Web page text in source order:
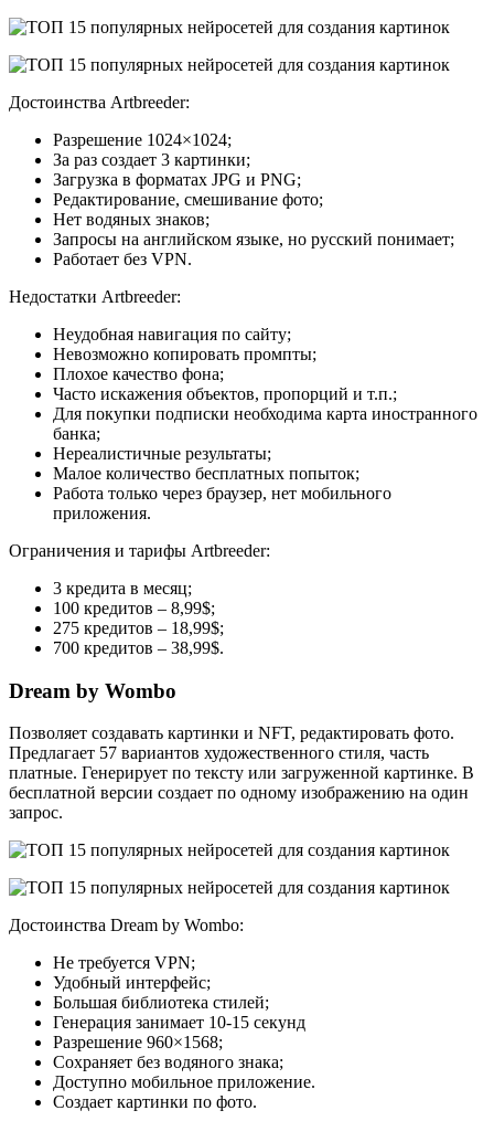
Достоинства Artbreeder:
Разрешение 1024×1024;
За раз создает 3 картинки;
Загрузка в форматах JPG и PNG;
Редактирование, смешивание фото;
Нет водяных знаков;
Запросы на английском языке, но русский понимает;
Работает без VPN.
Недостатки Artbreeder:
Неудобная навигация по сайту;
Невозможно копировать промпты;
Плохое качество фона;
Часто искажения объектов, пропорций и т.п.;
Для покупки подписки необходима карта иностранного
банка;
Нереалистичные результаты;
Малое количество бесплатных попыток;
Работа только через браузер, нет мобильного
приложения.
Ограничения и тарифы Artbreeder:
3 кредита в месяц;
100 кредитов – 8,99$;
275 кредитов – 18,99$;
700 кредитов – 38,99$.
Dream by Wombo
Позволяет создавать картинки и NFT, редактировать фото.
Предлагает 57 вариантов художественного стиля, часть
платные. Генерирует по тексту или загруженной картинке. В
бесплатной версии создает по одному изображению на один
запрос.
Достоинства Dream by Wombo:
Не требуется VPN;
Удобный интерфейс;
Большая библиотека стилей;
Генерация занимает 10-15 секунд
Разрешение 960×1568;
Сохраняет без водяного знака;
Доступно мобильное приложение.
Создает картинки по фото.